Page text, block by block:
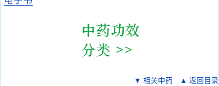
▼ 相关中药 ▲ 返回目录